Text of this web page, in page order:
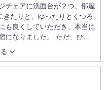
チェアに洗面台が２つ、部屋
たりと、ゆったりとくつろ
も良くしていただき、本当に
になりました。 ただ、ひと
たのか蜂がブンブン窓にぶ
せっかくきれいな庭に出る
んな素敵な景色の庭で写真が